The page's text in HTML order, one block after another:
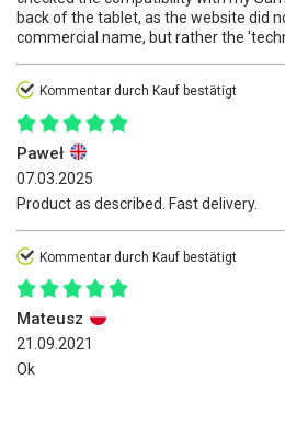
back of the tablet, as the website did
commercial name, but rather the
Kommentar durch Kauf bestätigt
Paweł
07.03.2025
Product as described. Fast delivery.
Kommentar durch Kauf bestätigt
Mateusz
21.09.2021
Ok